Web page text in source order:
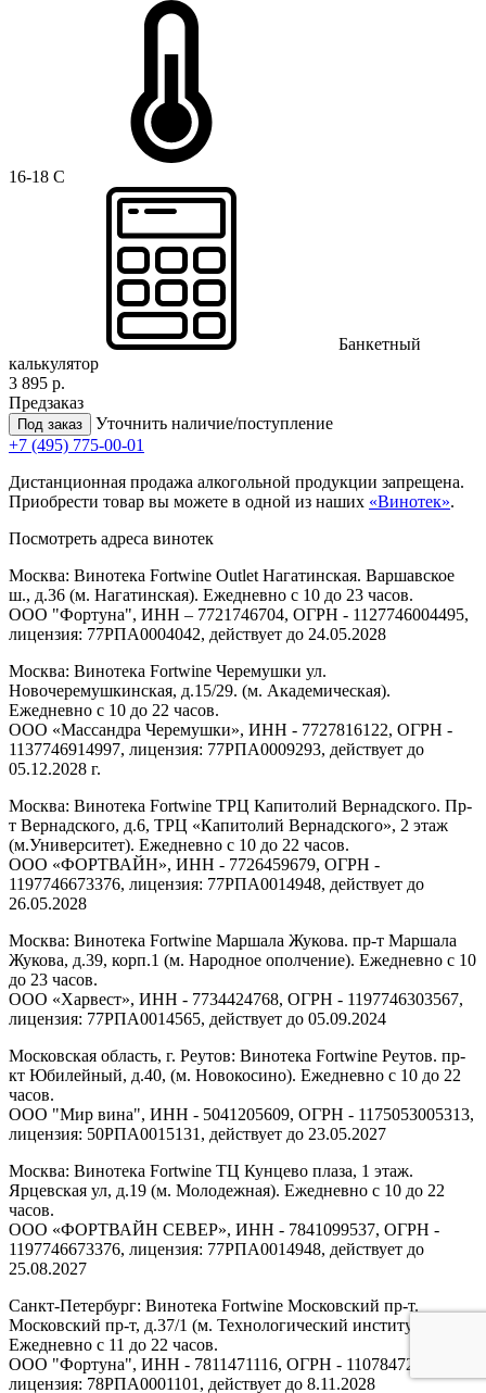
16-18 C
Банкетный
калькулятор
3 895 р.
Предзаказ
Под заказ
Уточнить наличие/поступление
+7 (495) 775-00-01
Дистанционная продажа алкогольной продукции запрещена.
Приобрести товар вы можете в одной из наших «Винотек».
Посмотреть адреса винотек
Москва: Винотека Fortwine Outlet Нагатинская. Варшавское
ш., д.36 (м. Нагатинская). Ежедневно с 10 до 23 часов.
ООО "Фортуна", ИНН – 7721746704, ОГРН - 1127746004495,
лицензия: 77РПА0004042, действует до 24.05.2028
Москва: Винотека Fortwine Черемушки ул.
Новочеремушкинская, д.15/29. (м. Академическая).
Ежедневно с 10 до 22 часов.
ООО «Массандра Черемушки», ИНН - 7727816122, ОГРН -
1137746914997, лицензия: 77РПА0009293, действует до
05.12.2028 г.
Москва: Винотека Fortwine ТРЦ Капитолий Вернадского. Пр-
т Вернадского, д.6, ТРЦ «Капитолий Вернадского», 2 этаж
(м.Университет). Ежедневно с 10 до 22 часов.
ООО «ФОРТВАЙН», ИНН - 7726459679, ОГРН -
1197746673376, лицензия: 77РПА0014948, действует до
26.05.2028
Москва: Винотека Fortwine Маршала Жукова. пр-т Маршала
Жукова, д.39, корп.1 (м. Народное ополчение). Ежедневно с 10
до 23 часов.
ООО «Харвест», ИНН - 7734424768, ОГРН - 1197746303567,
лицензия: 77РПА0014565, действует до 05.09.2024
Московская область, г. Реутов: Винотека Fortwine Реутов. пр-
кт Юбилейный, д.40, (м. Новокосино). Ежедневно с 10 до 22
часов.
ООО "Мир вина", ИНН - 5041205609, ОГРН - 1175053005313,
лицензия: 50РПА0015131, действует до 23.05.2027
Москва: Винотека Fortwine ТЦ Кунцево плаза, 1 этаж.
Ярцевская ул, д.19 (м. Молодежная). Ежедневно с 10 до 22
часов.
ООО «ФОРТВАЙН СЕВЕР», ИНН - 7841099537, ОГРН -
1197746673376, лицензия: 77РПА0014948, действует до
25.08.2027
Санкт-Петербург: Винотека Fortwine Московский пр-т.
Московский пр-т, д.37/1 (м. Технологический институт).
Ежедневно с 11 до 22 часов.
ООО "Фортуна", ИНН - 7811471116, ОГРН - 1107847277438,
лицензия: 78РПА0001101, действует до 8.11.2028